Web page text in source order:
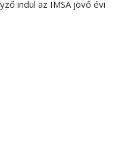
indul az IMSA jövő évi